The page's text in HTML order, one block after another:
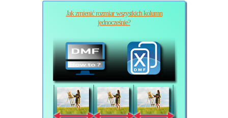
Jak zmienić rozmiar wszystkich kolumn
jednocześnie?